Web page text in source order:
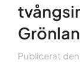
Publicerat den